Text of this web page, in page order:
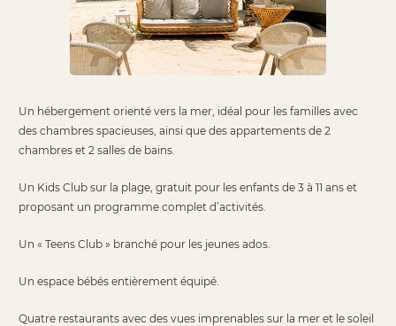
Un hébergement orienté vers la mer, idéal pour les familles avec
des chambres spacieuses, ainsi que des appartements de 2
chambres et 2 salles de bains.
Un Kids Club sur la plage, gratuit pour les enfants de 3 à 11 ans et
proposant un programme complet d’activités.
Un « Teens Club » branché pour les jeunes ados.
Un espace bébés entièrement équipé.
Quatre restaurants avec des vues imprenables sur la mer et le soleil